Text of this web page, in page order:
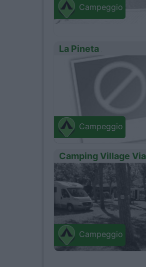
Campeggio
La Pineta
Campeggio
Camping Village
Campeggio